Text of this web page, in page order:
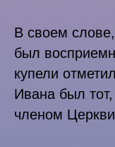
В своем
был
купели
Ивана был
членом